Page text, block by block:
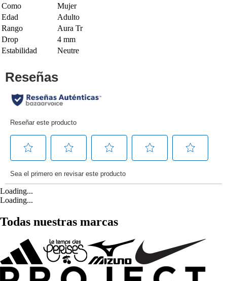
Como
Mujer
Edad
Adulto
Rango
Aura Tr
Drop
4 mm
Estabilidad
Neutre
Loading...
Loading...
Todas nuestras marcas